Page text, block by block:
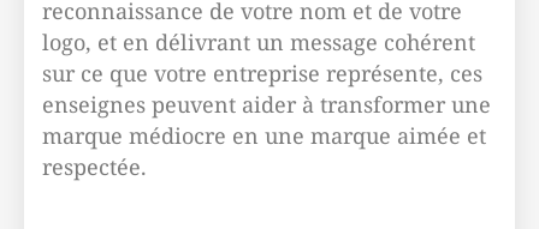
reconnaissance de votre nom et de votre
logo, et en délivrant un message cohérent
sur ce que votre entreprise représente, ces
enseignes peuvent aider à transformer une
marque médiocre en une marque aimée et
respectée.